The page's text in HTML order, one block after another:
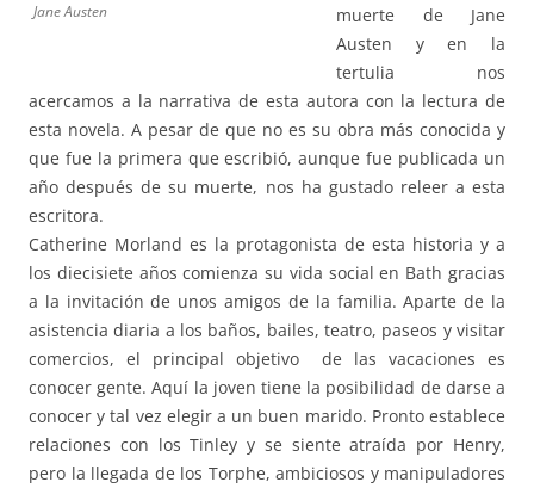
Jane Austen
muerte de Jane
Austen y en la
tertulia nos
acercamos a la narrativa de esta autora con la lectura de
esta novela. A pesar de que no es su obra más conocida y
que fue la primera que escribió, aunque fue publicada un
año después de su muerte, nos ha gustado releer a esta
escritora.
Catherine Morland es la protagonista de esta historia y a
los diecisiete años comienza su vida social en Bath gracias
a la invitación de unos amigos de la familia. Aparte de la
asistencia diaria a los baños, bailes, teatro, paseos y visitar
comercios, el principal objetivo de las vacaciones es
conocer gente. Aquí la joven tiene la posibilidad de darse a
conocer y tal vez elegir a un buen marido. Pronto establece
relaciones con los Tinley y se siente atraída por Henry,
pero la llegada de los Torphe, ambiciosos y manipuladores